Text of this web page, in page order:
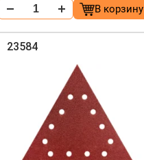
В корзину
23584